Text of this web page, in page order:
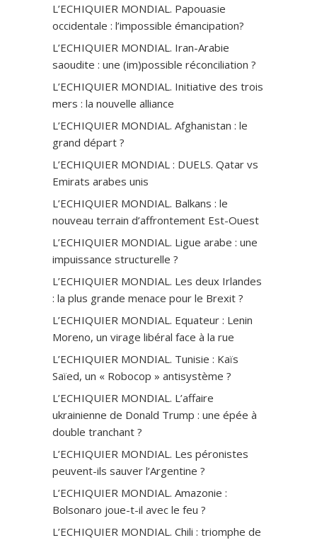
L’ECHIQUIER MONDIAL. Papouasie
occidentale : l’impossible émancipation?
L’ECHIQUIER MONDIAL. Iran-Arabie
saoudite : une (im)possible réconciliation ?
L’ECHIQUIER MONDIAL. Initiative des trois
mers : la nouvelle alliance
L’ECHIQUIER MONDIAL. Afghanistan : le
grand départ ?
L’ECHIQUIER MONDIAL : DUELS. Qatar vs
Emirats arabes unis
L’ECHIQUIER MONDIAL. Balkans : le
nouveau terrain d’affrontement Est-Ouest
L’ECHIQUIER MONDIAL. Ligue arabe : une
impuissance structurelle ?
L’ECHIQUIER MONDIAL. Les deux Irlandes
: la plus grande menace pour le Brexit ?
L’ECHIQUIER MONDIAL. Equateur : Lenin
Moreno, un virage libéral face à la rue
L’ECHIQUIER MONDIAL. Tunisie : Kaïs
Saïed, un « Robocop » antisystème ?
L’ECHIQUIER MONDIAL. L’affaire
ukrainienne de Donald Trump : une épée à
double tranchant ?
L’ECHIQUIER MONDIAL. Les péronistes
peuvent-ils sauver l’Argentine ?
L’ECHIQUIER MONDIAL. Amazonie :
Bolsonaro joue-t-il avec le feu ?
L’ECHIQUIER MONDIAL. Chili : triomphe de